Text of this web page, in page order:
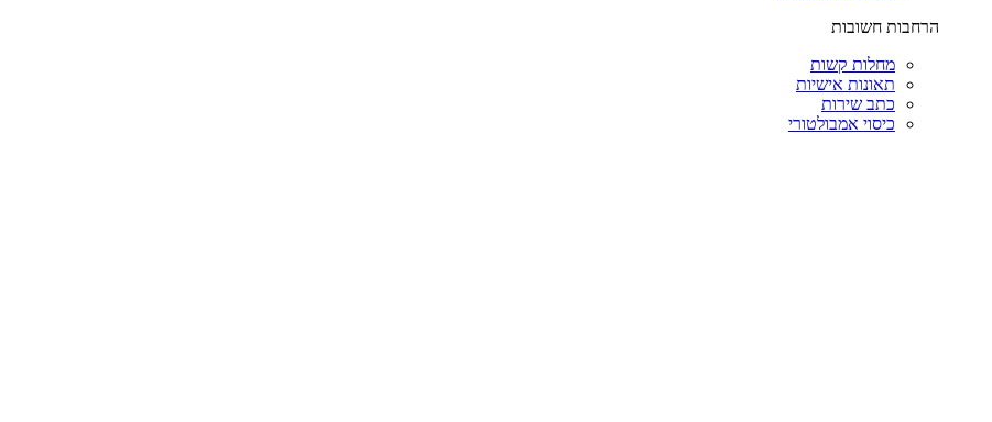
הרחבות חשובות
מחלות קשות
תאונות אישיות
כתב שירות
כיסוי אמבולטורי